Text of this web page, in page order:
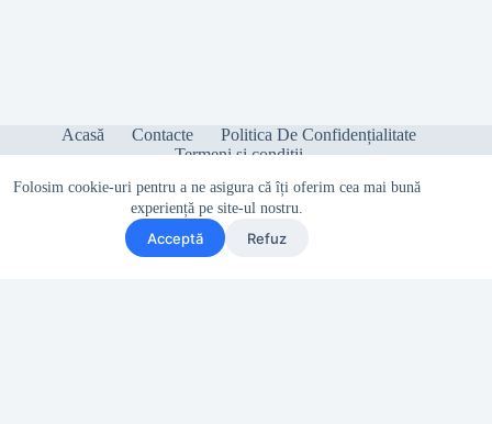
Folosim cookie-uri pentru a ne asigura că îți oferim cea mai bună
experiență pe site-ul nostru.
Acceptă Refuz
Acasă Contacte
Politica De Confidențialitate
Termeni și condiții